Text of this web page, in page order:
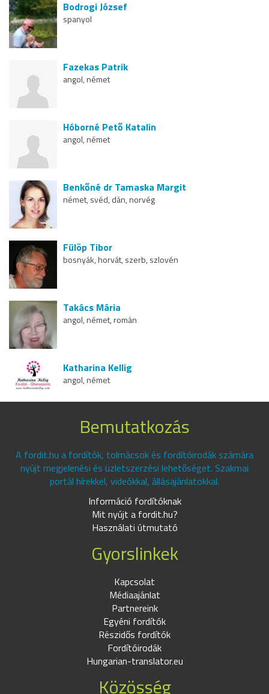
Bodrogi József
spanyol
Fazekas Patrik
angol, német
Hóborné Pető Katalin
angol, német
Benkőné dr Tamaska Margit
német, svéd, dán, norvég
Fülöp Tibor
bosnyák, horvát, szerb, szlovén
Takács Mária
angol, német, román
Katharina Kellig
angol, német
Bemutatkozás
A fordit.hu a fordítók, tolmácsok és fordítóirodák számára
nyújt megjelenési és üzletszerzési lehetőséget. Szakmai
portál hírekkel, videókkal, állásajánlatokkal.
Információ fordítóknak
Mit nyújt a fordit.hu?
Használati útmutató
Gyorslinkek
Kapcsolat
Médiaajánlat
Partnereink
Egyéni fordítók
Részidős fordítók
Fordítóirodák
Hungarian-translator.eu
Közösség